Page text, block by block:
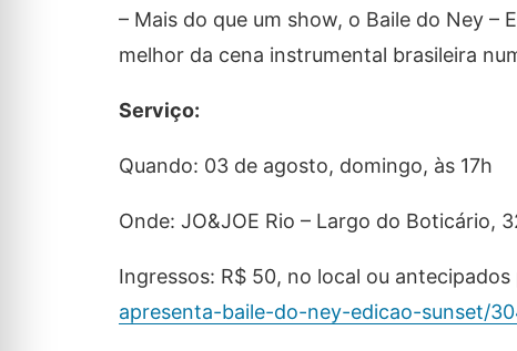
– Mais do que um show, o Baile do Ney
melhor da cena instrumental brasileira
Serviço:
Quando: 03 de agosto, domingo, às 17h
Onde: JO&JOE Rio – Largo do Boticário,
Ingressos: R$ 50, no local ou
apresenta-baile-do-ney-edicao-sunset/